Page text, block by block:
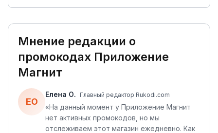
Мнение редакции о
промокодах Приложение
Магнит
ЕО
Елена О. Главный редактор Rukodi.com
«На данный момент у Приложение Магнит
нет активных промокодов, но мы
отслеживаем этот магазин ежедневно. Как